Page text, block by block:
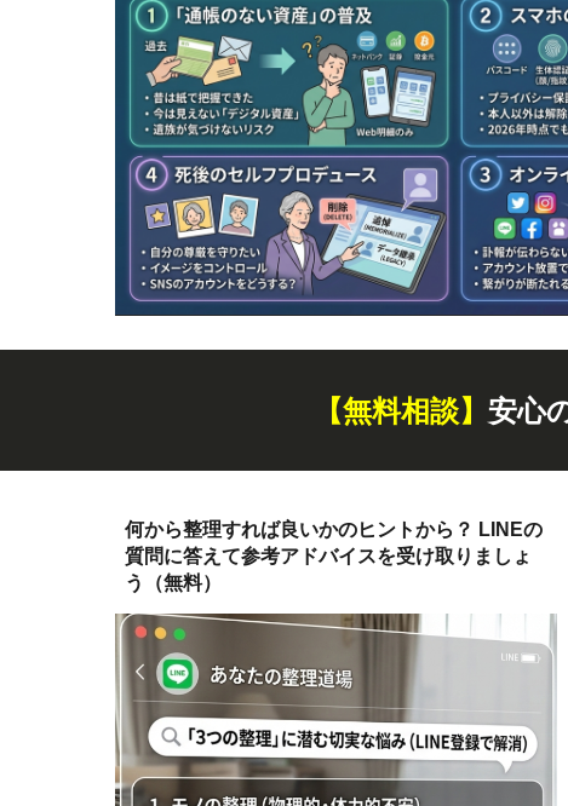
【無料相談】 安心
何から整理すれば良いかのヒントから？ LINEの
質問に答えて参考アドバイスを受け取りましょ
う（無料）